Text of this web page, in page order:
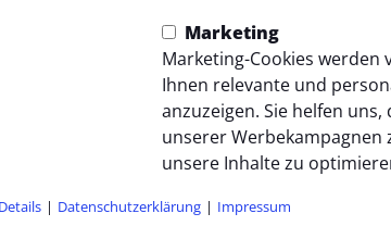
Marketing
Marketing-Cookies werden
Ihnen relevante und
anzuzeigen. Sie helfen
unserer Werbekampagnen
unsere Inhalte zu
Details | Datenschutzerklärung | Impressum